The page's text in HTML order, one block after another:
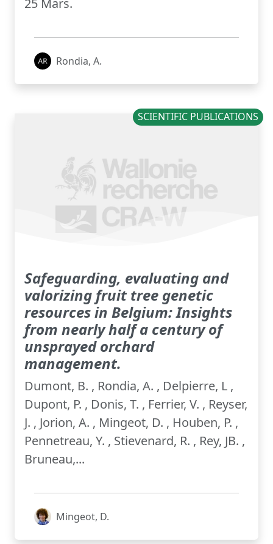
25 Mars.
Rondia, A.
SCIENTIFIC PUBLICATIONS
Safeguarding, evaluating and
valorizing fruit tree genetic
resources in Belgium: Insights
from nearly half a century of
unsprayed orchard
management.
Dumont, B. , Rondia, A. , Delpierre, L ,
Dupont, P. , Donis, T. , Ferrier, V. , Reyser,
J. , Jorion, A. , Mingeot, D. , Houben, P. ,
Pennetreau, Y. , Stievenard, R. , Rey, JB. ,
Bruneau,...
Mingeot, D.